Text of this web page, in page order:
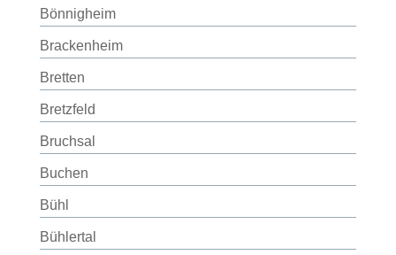
Bönnigheim
Brackenheim
Bretten
Bretzfeld
Bruchsal
Buchen
Bühl
Bühlertal